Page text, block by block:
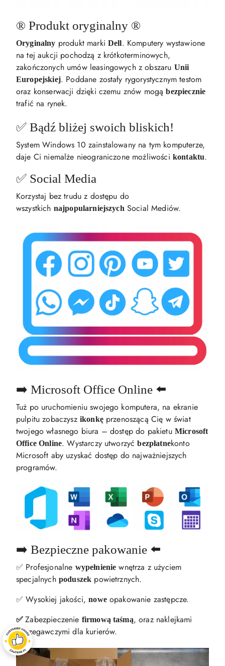
®️ Produkt oryginalny ®️
Oryginalny produkt markiDell. Komputery wystawione
na tej aukcji pochodzą z krótkoterminowych,
zakończonych umów leasingowych z obszaru Unii
Europejskiej. Poddane zostały rygorystycznym testom
oraz konserwacji dzięki czemu znów mogąbezpiecznie
trafić na rynek.
✅ Bądź bliżej swoich bliskich!
System Windows 10 zainstalowany na tym komputerze,
daje Ci niemalże nieograniczone możliwości kontaktu.
✅ Social Media
Korzystaj bez trudu z dostępu do
wszystkich najpopularniejszychSocial Mediów.
➡️ Microsoft Office Online ⬅️
Tuż po uruchomieniu swojego komputera, na ekranie
pulpitu zobaczysz ikonkęprzenoszącą Cię w świat
twojego własnego biura – dostęp do pakietu Microsoft
Office Online. Wystarczy utworzyćbezpłatnekonto
Microsoft aby uzyskać dostęp do najważniejszych
programów.
➡️ Bezpieczne pakowanie ⬅️
✅ Profesjonalne wypełnienie wnętrza z użyciem
specjalnych poduszek powietrznych.
✅ Wysokiej jakości,noweopakowanie zastępcze.
✅Zabezpieczenie firmową taśmą, oraz naklejkami
ostrzegawczymi dla kurierów.